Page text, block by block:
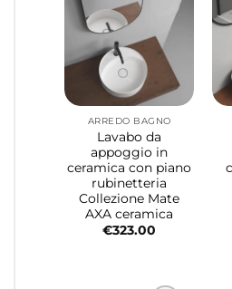
ARREDO BAGNO
Lavabo da
appoggio in
ceramica con piano
rubinetteria
Collezione Mate
AXA ceramica
€323.00